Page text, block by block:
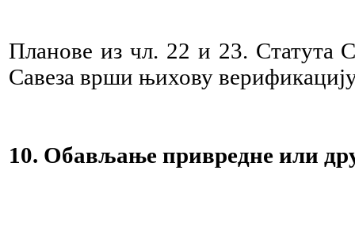
Планове из чл. 22 и 23. Статута
Савеза врши њихову
10. Обављање привредне или